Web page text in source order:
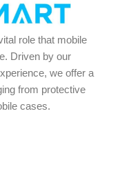
role that mobile
Driven by our
we offer a
from protective
cases.